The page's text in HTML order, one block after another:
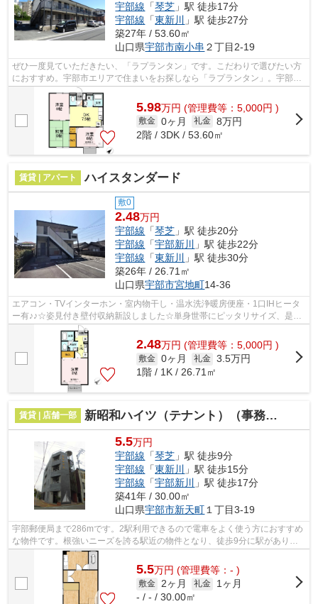
宇部線 「琴芝 」駅 徒歩17分
宇部線 「東新川
」駅 徒歩27分
築27年 / 53.60㎡
山口県宇部市南小串 ２丁目2-19
ぜひ一度見ていただきたい、「ラプランタン」です。こだわりで選びたい方
におすすめ。宇部市エリアで住まいをお探しなら「ラプランタン」。宇部市
でお引越し先をお探しなら、当社にま...
5.98万円 (管理費等：5,000円 )
敷金 0ヶ月 礼金 8万円
2階 / 3DK / 53.60㎡
賃貸 | アパート ハイスタンダード
敷0
2.48万円
宇部線 「琴芝 」駅 徒歩20分
宇部線 「宇部新川
」駅 徒歩22分
宇部線 「東新川
」駅 徒歩30分
築26年 / 26.71㎡
山口県宇部市宮地町14-36
エアコン・TVインターホン・室内物干し・温水洗浄暖房便座・1口IHヒータ
ー有♪♪☆姿見付き壁付収納新設しました☆単身世帯にピッタリサイズ、是非
室内ご確認ください♪
2.48万円 (管理費等：5,000円 )
敷金 0ヶ月 礼金 3.5万円
1階 / 1K / 26.71㎡
賃貸 | 店舗一部 新昭和ハイツ（テナント）（事務所）（倉庫）
5.5万円
宇部線 「琴芝 」駅 徒歩9分
宇部線 「東新川
」駅 徒歩15分
宇部線 「宇部新川
」駅 徒歩17分
築41年 / 30.00㎡
山口県宇部市新天町 １丁目3-19
宇部郵便局まで286mです。2駅利用できるので電車をよく使う方におすすめ
な物件です。根強いニーズを誇る駅近の物件となり、徒歩9分に駅がありま
す。
5.5万円 (管理費等：- )
敷金 2ヶ月 礼金
1ヶ月
- / - / 30.00㎡